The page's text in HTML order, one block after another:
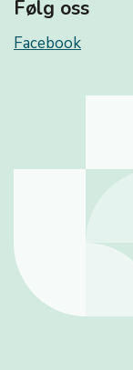
Følg oss
Facebook